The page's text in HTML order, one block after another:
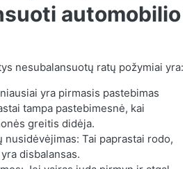
automobilio
nesubalansuotų ratų požymiai yra:
yra pirmasis pastebimas
tampa pastebimesnė, kai
greitis didėja.
nusidėvėjimas: Tai paprastai rodo,
disbalansas.